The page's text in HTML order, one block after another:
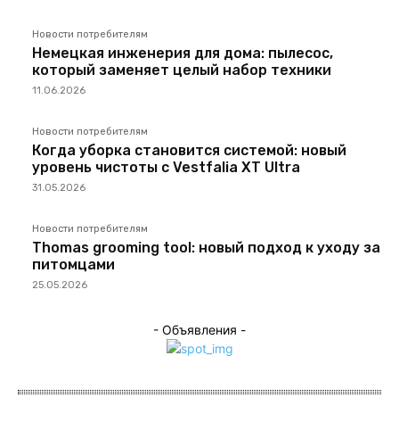
Новости потребителям
Немецкая инженерия для дома: пылесос,
который заменяет целый набор техники
11.06.2026
Новости потребителям
Когда уборка становится системой: новый
уровень чистоты с Vestfalia XT Ultra
31.05.2026
Новости потребителям
Thomas grooming tool: новый подход к уходу за
питомцами
25.05.2026
- Объявления -